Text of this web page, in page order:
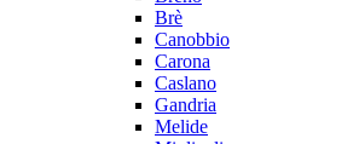
Brè
Canobbio
Carona
Caslano
Gandria
Melide